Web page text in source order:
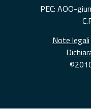
PEC: AOO-
Note legali